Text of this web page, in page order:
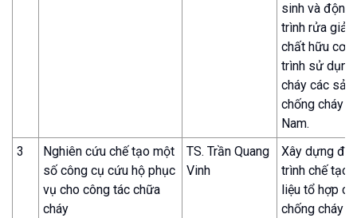
sinh và động
trình rửa giải
chất hữu cơ
trình sử
cháy các sản
chống cháy ở
Nam.
3
Nghiên cứu chế tạo một
số công cụ cứu hộ phục
vụ cho công tác chữa
cháy
TS. Trần Quang
Vinh
Xây dựng
trình chế tạo
liệu tổ hợp
chống cháy